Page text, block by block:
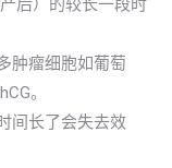
后）的较长一段时
肿瘤细胞如葡萄
。
间长了会失去效